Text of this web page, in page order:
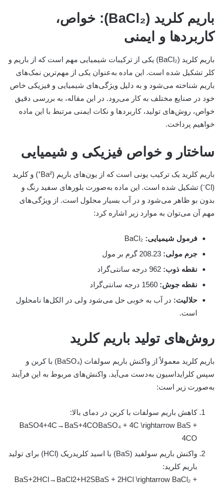
باریم کلرید (BaCl₂): خواص،
کاربردها و ایمنی
باریم کلرید (BaCl₂) یکی از ترکیبات شیمیایی مهم است که از باریم و
کلر تشکیل شده است. این ماده به‌عنوان یکی از مهم‌ترین نمک‌های
باریم شناخته می‌شود و به دلیل ویژگی‌های شیمیایی و فیزیکی خاص
خود در صنایع مختلف به کار می‌رود. در این مقاله، به بررسی دقیق
خواص، روش‌های تولید، کاربردها و نکات ایمنی مرتبط با این ماده
خواهیم پرداخت.
ساختار و خواص فیزیکی و شیمیایی
باریم کلرید یک ترکیب یونی است که از یون‌های باریم (Ba²⁺) و کلرید
(Cl⁻) تشکیل شده است. این ماده به‌صورت بلورهای سفید رنگ و
بدون بو ظاهر می‌شود و در آب بسیار محلول است. از ویژگی‌های
مهم آن می‌توان به موارد زیر اشاره کرد:
فرمول شیمیایی:
جرم مولی:
نقطه ذوب:
نقطه جوش:
حلالیت: در آب به خوبی حل می‌شود ولی در الکل‌ها نامحلول
است.
روش‌های تولید باریم کلرید
باریم کلرید معمولاً از واکنش باریم سولفات (BaSO₄) با کربن و
سپس کلرایداسیون به‌دست می‌آید. واکنش‌های مربوط به این فرآیند
به‌صورت زیر است:
کاهش باریم سولفات با کربن در دمای بالا:
BaSO4+4C→BaS+4COBaSO₄ + 4C \rightarrow BaS +
4CO
واکنش باریم سولفید (BaS) با اسید کلریدریک (HCl) برای تولید
باریم کلرید:
BaS+2HCl→BaCl2+H2SBaS + 2HCl \rightarrow BaCl₂ +